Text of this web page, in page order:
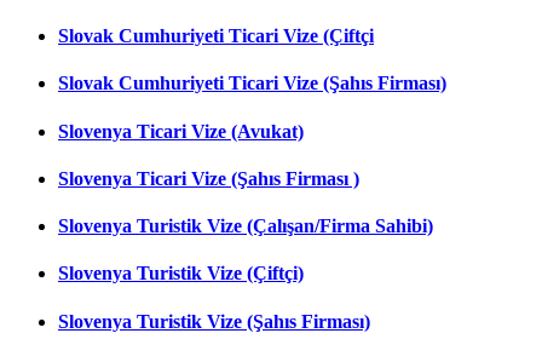
Slovak Cumhuriyeti Ticari Vize (Çiftçi
Slovak Cumhuriyeti Ticari Vize (Şahıs Firması)
Slovenya Ticari Vize (Avukat)
Slovenya Ticari Vize (Şahıs Firması )
Slovenya Turistik Vize (Çalışan/Firma Sahibi)
Slovenya Turistik Vize (Çiftçi)
Slovenya Turistik Vize (Şahıs Firması)